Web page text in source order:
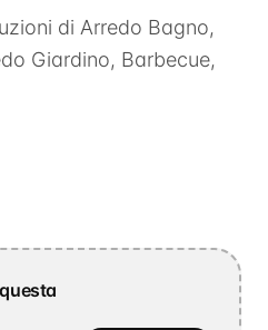
di Arredo Bagno,
Giardino, Barbecue,